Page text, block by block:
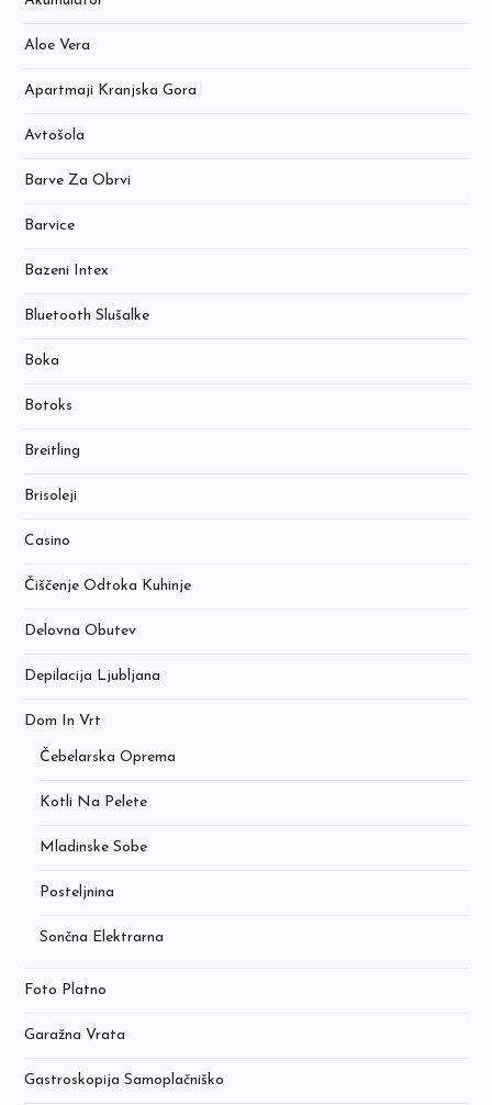
Aloe Vera
Apartmaji Kranjska Gora
Avtošola
Barve Za Obrvi
Barvice
Bazeni Intex
Bluetooth Slušalke
Boka
Botoks
Breitling
Brisoleji
Casino
Čiščenje Odtoka Kuhinje
Delovna Obutev
Depilacija Ljubljana
Dom In Vrt
Čebelarska Oprema
Kotli Na Pelete
Mladinske Sobe
Posteljnina
Sončna Elektrarna
Foto Platno
Garažna Vrata
Gastroskopija Samoplačniško